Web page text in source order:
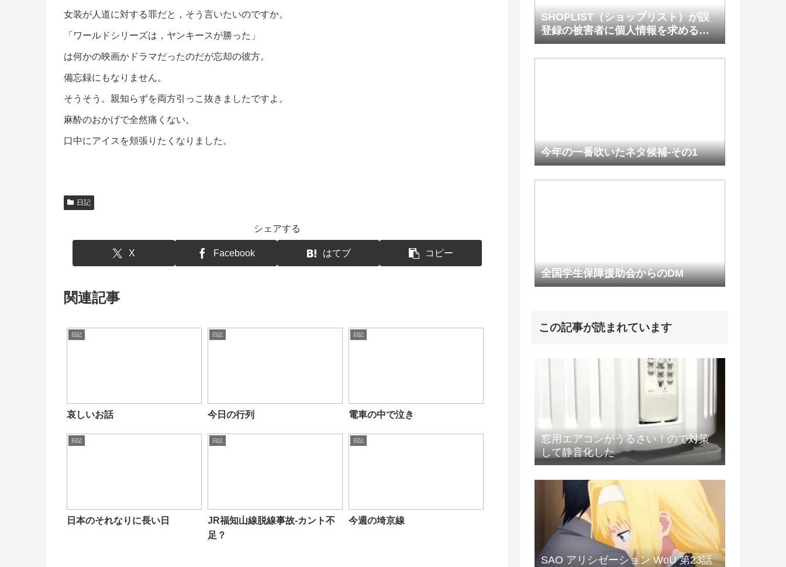
女装が人道に対する罪だと，そう言いたいのですか。
「ワールドシリーズは，ヤンキースが勝った」
は何かの映画かドラマだったのだが忘却の彼方。
備忘録にもなりません。
そうそう。親知らずを両方引っこ抜きましたですよ。
麻酔のおかげで全然痛くない。
口中にアイスを頬張りたくなりました。
日記
シェアする
X Facebook はてブ コピー
関連記事
日記
哀しいお話
日記
今日の行列
日記
電車の中で泣き
日記
日本のそれなりに長い日
日記
JR福知山線脱線事故-カント不
足？
日記
今週の埼京線
SHOPLIST（ショップリスト）が誤
登録の被害者に個人情報を求めるの
は間違っているだろうか
今年の一番吹いたネタ候補-その1
全国学生保障援助会からのDM
この記事が読まれています
窓用エアコンがうるさい！ので対策
して静音化した
SAO アリシゼーション WoU 第23話